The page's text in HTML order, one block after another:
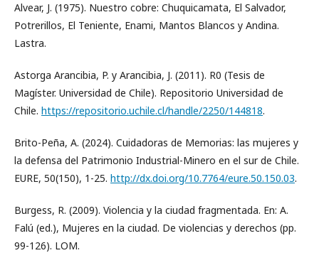
Alvear, J. (1975). Nuestro cobre: Chuquicamata, El Salvador,
Potrerillos, El Teniente, Enami, Mantos Blancos y Andina.
Lastra.
Astorga Arancibia, P. y Arancibia, J. (2011). R0 (Tesis de
Magíster. Universidad de Chile). Repositorio Universidad de
Chile. https://repositorio.uchile.cl/handle/2250/144818.
Brito-Peña, A. (2024). Cuidadoras de Memorias: las mujeres y
la defensa del Patrimonio Industrial-Minero en el sur de Chile.
EURE, 50(150), 1-25. http://dx.doi.org/10.7764/eure.50.150.03.
Burgess, R. (2009). Violencia y la ciudad fragmentada. En: A.
Falú (ed.), Mujeres en la ciudad. De violencias y derechos (pp.
99-126). LOM.